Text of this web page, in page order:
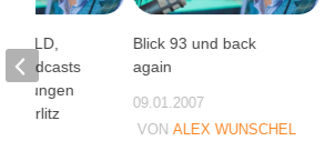
Blick 93 und back
again
09.01.2007
VON ALEX WUNSCHEL
DLD,
Podcasts
Görlitz